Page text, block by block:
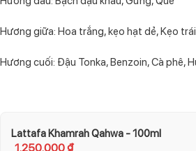
Hương giữa: Hoa trắng, kẹo hạt dẻ, Kẹo
Hương cuối: Đậu Tonka, Benzoin, Cà phê,
Lattafa Khamrah Qahwa - 100ml
1.250.000₫